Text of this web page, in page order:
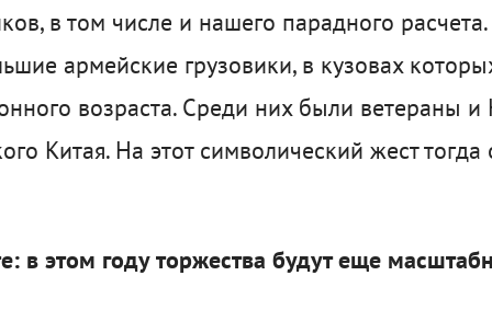
в том числе и нашего парадного
армейские грузовики, в кузовах
возраста. Среди них были ветераны
Китая. На этот символический жест
в этом году торжества будут еще